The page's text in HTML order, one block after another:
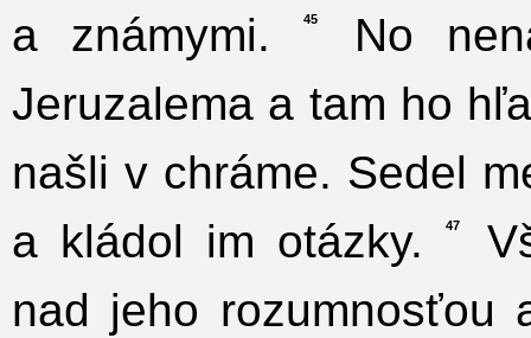
a známymi.
45
No
Jeruzalema a tam ho
našli v chráme. Sedel
a kládol im otázky.
47
nad jeho rozumnosťou